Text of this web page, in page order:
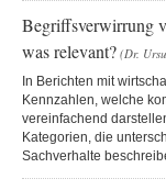
Begriffsverwirrung
was relevant? (Dr.
In Berichten mit
Kennzahlen, welche
vereinfachend
Kategorien, die
Sachverhalte